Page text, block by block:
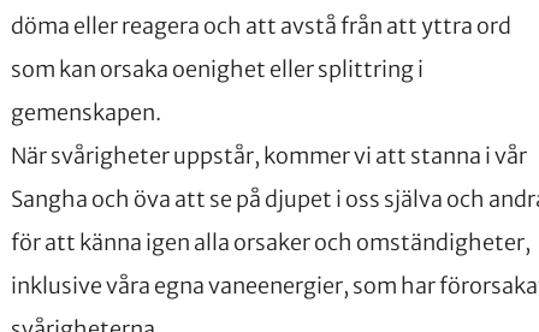
döma eller reagera och att avstå från att yttra ord
som kan orsaka oenighet eller splittring i
gemenskapen.
När svårigheter uppstår, kommer vi att stanna i vår
Sangha och öva att se på djupet i oss själva och
för att känna igen alla orsaker och omständigheter,
inklusive våra egna vaneenergier, som har